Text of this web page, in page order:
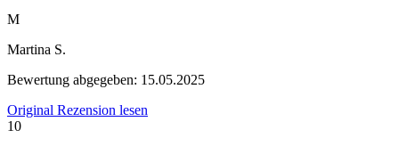
M
Martina S.
Bewertung abgegeben: 15.05.2025
Original Rezension lesen
10